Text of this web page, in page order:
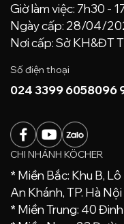
Giờ làm việc: 7h30 -
Ngày cấp: 28/04/
Nơi cấp: Sở KH&ĐT
Số điện thoại
024 3399 6058096
CHI NHÁNH KÖCHER
* Miền Bắc: Khu B,
An Khánh, TP. Hà Nội
* Miền Trung: 40